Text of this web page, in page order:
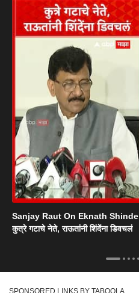
Sanjay Raut On Eknath Shinde
कुत्रे गटाचे नेते, राऊतांनी शिंदेंना डिवचलं
SPONSORED LINKS BY TABOOLA